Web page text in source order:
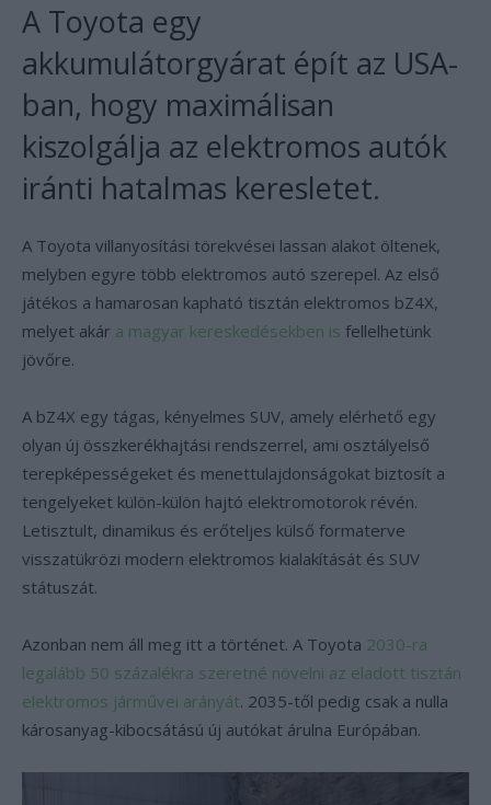
A Toyota egy
akkumulátorgyárat épít az USA-
ban, hogy maximálisan
kiszolgálja az elektromos autók
iránti hatalmas keresletet.
A Toyota villanyosítási törekvései lassan alakot öltenek,
melyben egyre több elektromos autó szerepel. Az első
játékos a hamarosan kapható tisztán elektromos bZ4X,
melyet akár a magyar kereskedésekben is fellelhetünk
jövőre.
A bZ4X egy tágas, kényelmes SUV, amely elérhető egy
olyan új összkerékhajtási rendszerrel, ami osztályelső
terepképességeket és menettulajdonságokat biztosít a
tengelyeket külön-külön hajtó elektromotorok révén.
Letisztult, dinamikus és erőteljes külső formaterve
visszatükrözi modern elektromos kialakítását és SUV
státuszát.
Azonban nem áll meg itt a történet. A Toyota 2030-ra
legalább 50 százalékra szeretné növelni az eladott tisztán
elektromos járművei arányát. 2035-től pedig csak a nulla
károsanyag-kibocsátású új autókat árulna Európában.